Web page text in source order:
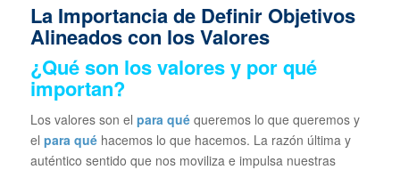
La Importancia de Definir Objetivos
Alineados con los Valores
¿Qué son los valores y por qué
importan?
Los valores son el para quéqueremos lo que queremos y
el para quéhacemos lo que hacemos. La razón última y
auténtico sentido que nos moviliza e impulsa nuestras